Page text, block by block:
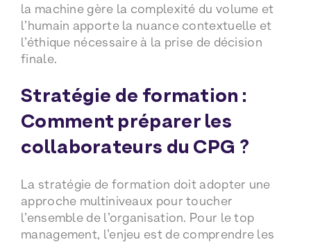
la machine gère la complexité du volume et
l’humain apporte la nuance contextuelle et
l’éthique nécessaire à la prise de décision
finale.
Stratégie de formation :
Comment préparer les
collaborateurs du CPG ?
La stratégie de formation doit adopter une
approche multiniveaux pour toucher
l’ensemble de l’organisation. Pour le top
management, l’enjeu est de comprendre les